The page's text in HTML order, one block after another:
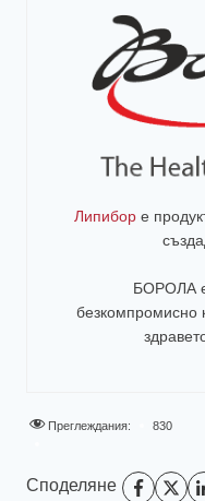
Липибор е
БОРОЛА е
безкомпромисно
Преглеждания: 830
Споделяне